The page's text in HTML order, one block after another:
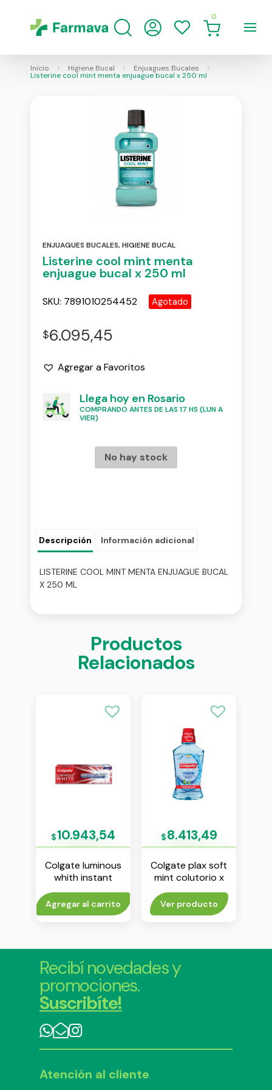
0
Inicio Higiene Bucal Enjuagues Bucales
Listerine cool mint menta enjuague bucal x 250 ml
ENJUAGUES BUCALES,HIGIENE BUCAL
Listerine cool mint menta
enjuague bucal x 250 ml
SKU: 7891010254452 Agotado
$6.095,45
Agregar a Favoritos
Llega hoy en Rosario
COMPRANDO ANTES DE LAS 17 HS (LUN A
VIER)
No hay stock
Descripción Información adicional
LISTERINE COOL MINT MENTA ENJUAGUE BUCAL
X 250 ML
Productos
Relacionados
$10.943,54
Colgate luminous
whith instant
crema dental x 70
g
Agregar al carrito
$8.413,49
Colgate plax soft
mint colutorio x
500 ml
Ver producto
Recibí novedades y
promociones.
Suscribíte!
Atención al cliente